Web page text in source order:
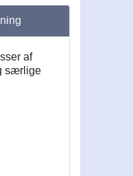
af
særlige